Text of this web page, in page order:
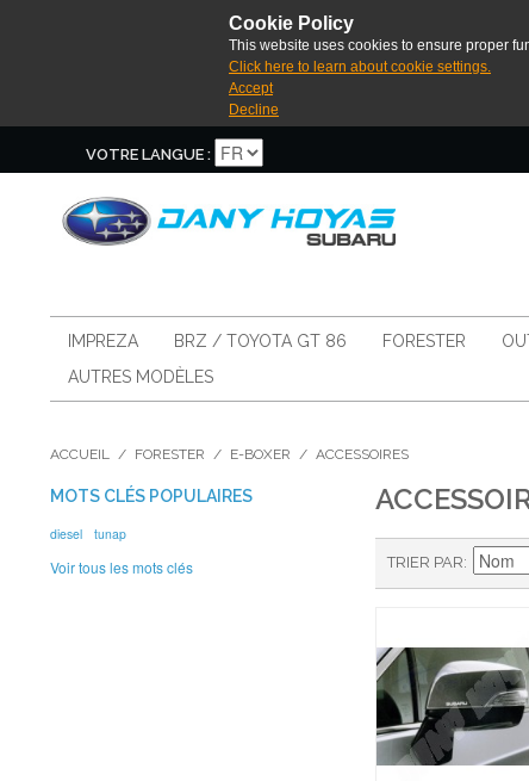
Cookie Policy
This website uses cookies to ensure proper
Click here to learn about cookie settings.
Accept
Decline
VOTRE LANGUE :
IMPREZA BRZ / TOYOTA GT 86 FORESTER
AUTRES MODÈLES
ACCUEIL / FORESTER / E-BOXER / ACCESSOIRES
TRIER PAR
MOTS CLÉS POPULAIRES
diesel tunap
Voir tous les mots clés